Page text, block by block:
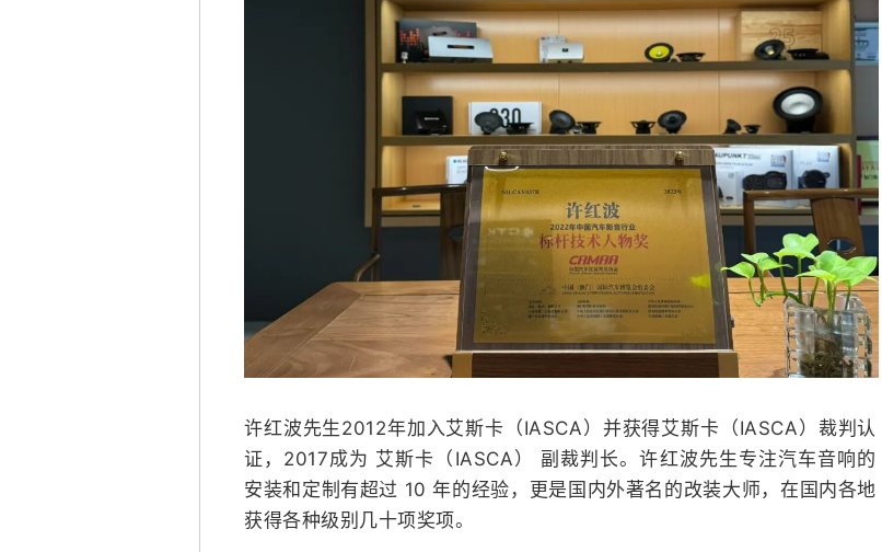
许红波先生2012年加入艾斯卡（IASCA）并获得艾斯卡（IASCA）裁判认
证，2017成为 艾斯卡（IASCA） 副裁判长。许红波先生专注汽车音响的
安装和定制有超过 10 年的经验，更是国内外著名的改装大师，在国内各地
获得各种级别几十项奖项。